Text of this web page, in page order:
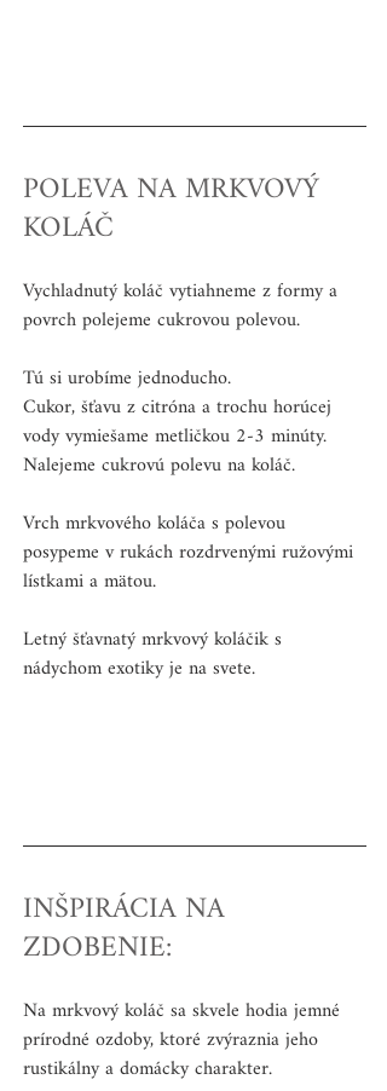
POLEVA NA MRKVOVÝ
KOLÁČ
Vychladnutý koláč vytiahneme z formy a
povrch polejeme cukrovou polevou.
Tú si urobíme jednoducho.
Cukor, šťavu z citróna a trochu horúcej
vody vymiešame metličkou 2-3 minúty.
Nalejeme cukrovú polevu na koláč.
Vrch mrkvového koláča s polevou
posypeme v rukách rozdrvenými ružovými
lístkami a mätou.
Letný šťavnatý mrkvový koláčik s
nádychom exotiky je na svete.
INŠPIRÁCIA NA
ZDOBENIE:
Na mrkvový koláč sa skvele hodia jemné
prírodné ozdoby, ktoré zvýraznia jeho
rustikálny a domácky charakter.